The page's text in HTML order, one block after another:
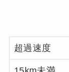
超過速度